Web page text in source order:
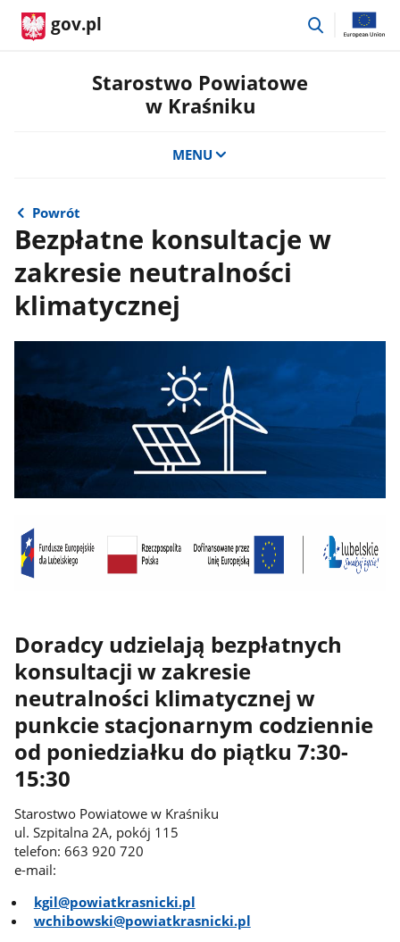
gov.pl
przejdź
Starostwo Powiatowe
w Kraśniku
MENU
Powrót
Bezpłatne konsultacje w
zakresie neutralności
klimatycznej
Doradcy udzielają bezpłatnych
konsultacji w zakresie
neutralności klimatycznej w
punkcie stacjonarnym codziennie
od poniedziałku do piątku 7:30-
15:30
Starostwo Powiatowe w Kraśniku
ul. Szpitalna 2A, pokój 115
telefon: 663 920 720
e-mail:
kgil@powiatkrasnicki.pl
wchibowski@powiatkrasnicki.pl